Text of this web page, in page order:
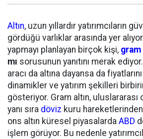
Altın, uzun yıllardır yatırımcıların
gördüğü varlıklar arasında yer
yapmayı planlayan birçok kişi, gram
mı sorusunun yanıtını merak
aracı da altına dayansa da
dinamikler ve yatırım şekilleri
gösteriyor. Gram altın, uluslararası
yanı sıra döviz kuru
ons altın küresel piyasalarda ABD
işlem görüyor. Bu nedenle